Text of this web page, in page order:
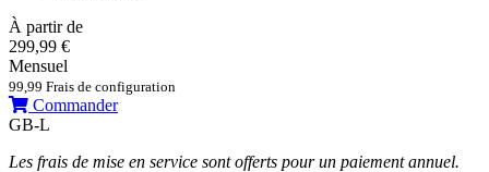
À partir de
299,99 €
Mensuel
99,99 Frais de configuration
Commander
GB-L
Les frais de mise en service sont offerts pour un paiement annuel.